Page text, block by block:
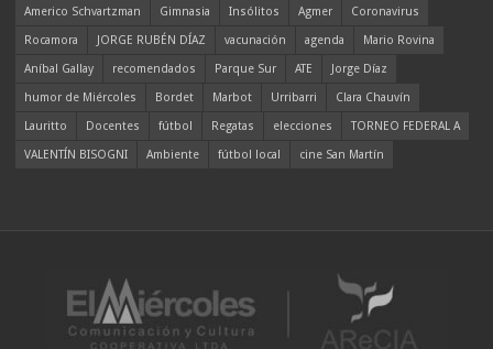
Americo Schvartzman Gimnasia Insólitos Agmer
Coronavirus
Rocamora
JORGE RUBÉN DÍAZ vacunación agenda
Mario Rovina
Aníbal Gallay
recomendados Parque Sur ATE
Jorge Díaz
humor de Miércoles
Bordet Marbot Urribarri
Clara Chauvín
Lauritto
Docentes fútbol Regatas elecciones
TORNEO FEDERAL A
VALENTÍN BISOGNI
Ambiente fútbol local cine San Martín